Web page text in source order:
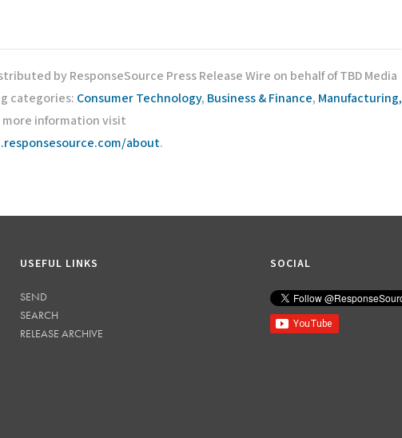
by ResponseSource Press Release Wire on behalf of TBD Media
categories: Consumer Technology, Business & Finance, Manufacturing,
more information visit
about.
USEFUL LINKS
SEND
SEARCH
RELEASE ARCHIVE
SOCIAL